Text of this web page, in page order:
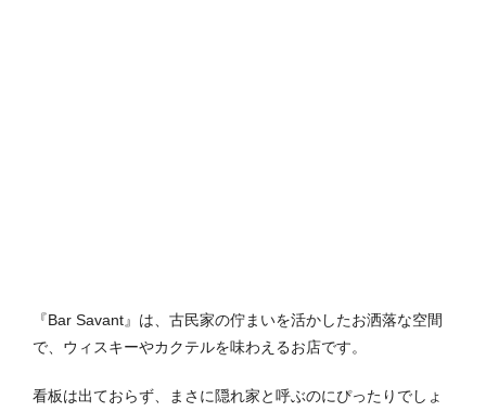
『Bar Savant』は、古民家の佇まいを活かしたお洒落な空間
で、ウィスキーやカクテルを味わえるお店です。
看板は出ておらず、まさに隠れ家と呼ぶのにぴったりでしょ